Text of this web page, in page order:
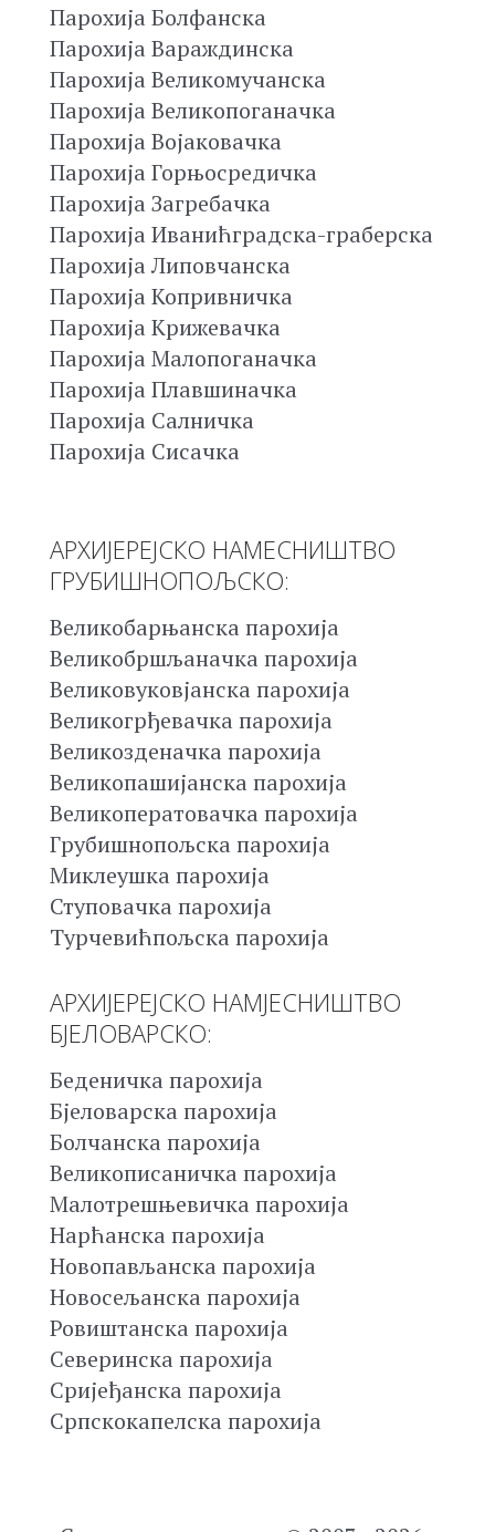
Парохија Болфанска
Парохија Вараждинска
Парохија Великомучанска
Парохија Великопоганачка
Парохија Војаковачка
Парохија Горњосредичка
Парохија Загребачка
Парохија Иванићградска-граберска
Парохија Липовчанска
Парохија Копривничка
Парохија Крижевачка
Парохија Малопоганачка
Парохија Плавшиначка
Парохија Салничка
Парохија Сисачка
АРХИЈЕРЕЈСКО НАМЕСНИШТВО
ГРУБИШНОПОЉСКО:
Великобарњанска парохија
Великобршљаначка парохија
Великовуковјанска парохија
Великогрђевачка парохија
Великозденачка парохија
Великопашијанска парохија
Великоператовачка парохија
Грубишнопољска парохија
Миклеушка парохија
Ступовачка парохија
Турчевићпољска парохија
АРХИЈЕРЕЈСКО НАМЈЕСНИШТВО
БЈЕЛОВАРСКО:
Беденичка парохија
Бјеловарска парохија
Болчанска парохија
Великописаничка парохија
Малотрешњевичка парохија
Нарћанска парохија
Новопављанска парохија
Новосељанска парохија
Ровиштанска парохија
Северинска парохија
Сријеђанска парохија
Српскокапелска парохија